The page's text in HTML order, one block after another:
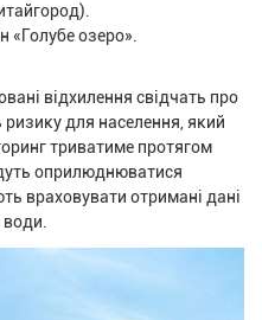
«Голубе озеро».
відхилення свідчать про
ризику для населення, який
триватиме протягом
оприлюднюватися
враховувати отримані дані
води.